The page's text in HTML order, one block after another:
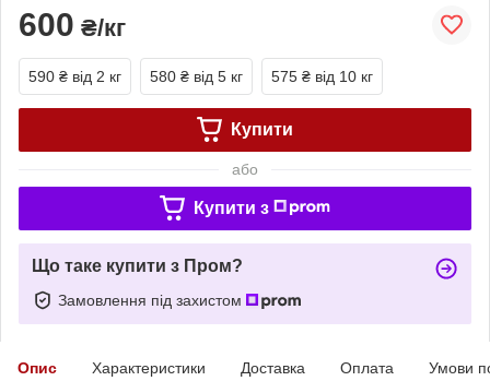
600 ₴/кг
590 ₴ від 2 кг 580 ₴ від 5 кг 575 ₴ від 10 кг
Купити
або
Купити з
Що таке купити з Пром?
Замовлення під захистом
Опис Характеристики Доставка Оплата Умови